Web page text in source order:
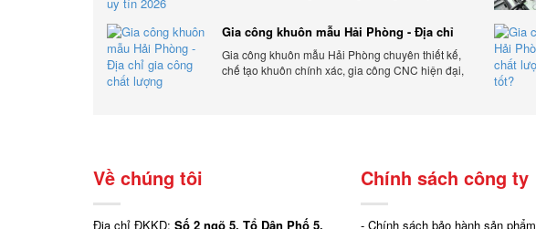
Gia công khuôn mẫu Hải Phòng - Địa chỉ
gia công chất lượng
Gia công khuôn mẫu Hải Phòng chuyên thiết kế,
chế tạo khuôn chính xác, gia công CNC hiện đại,
Về chúng tôi
Địa chỉ ĐKKD: Số 2 ngõ 5, Tổ Dân Phố 5,
Chính sách công ty
- Chính sách bảo hành sản phẩm